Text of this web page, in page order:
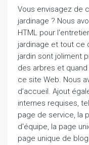
Vous envisagez de
jardinage ? Nous
HTML pour
jardinage et tout ce
jardin sont joliment
des arbres et
ce site Web. Nous
d’accueil. Ajout
internes requises,
page de service, la
d'équipe, la page
page unique de